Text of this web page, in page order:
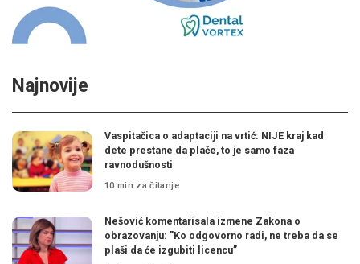
Najnovije
Vaspitačica o adaptaciji na vrtić: NIJE kraj kad
dete prestane da plače, to je samo faza
ravnodušnosti
10 min za čitanje
Nešović komentarisala izmene Zakona o
obrazovanju: ”Ko odgovorno radi, ne treba da se
plaši da će izgubiti licencu”